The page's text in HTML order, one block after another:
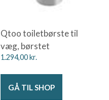
Qtoo toiletbørste til
væg, børstet
1.294,00kr.
GÅ TIL SHOP